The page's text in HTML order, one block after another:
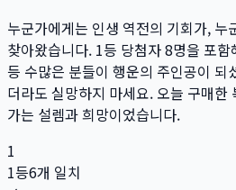
누군가에게는 인생 역전의 기회가, 누
찾아왔습니다. 1등 당첨자8명을 포함
등 수많은 분들이 행운의 주인공이 되
더라도 실망하지 마세요. 오늘 구매한
가는 설렘과 희망이었습니다.
1
1등6개 일치